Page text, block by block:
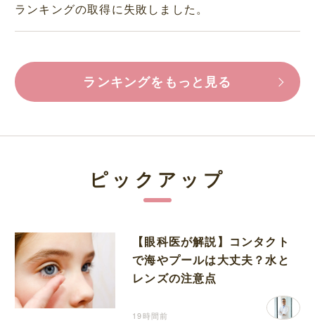
ランキングの取得に失敗しました。
ランキングをもっと見る
ピックアップ
【眼科医が解説】コンタクト
で海やプールは大丈夫？水と
レンズの注意点
19時間前